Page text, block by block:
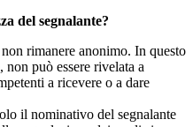
del segnalante?
rimanere anonimo. In questo
non può essere rivelata a
a ricevere o a dare
il nominativo del segnalante